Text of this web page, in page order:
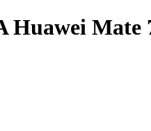
Huawei Mate